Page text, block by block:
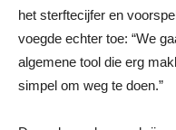
het sterftecijfer en
voegde echter toe: “We
algemene tool die erg
simpel om weg te doen.”